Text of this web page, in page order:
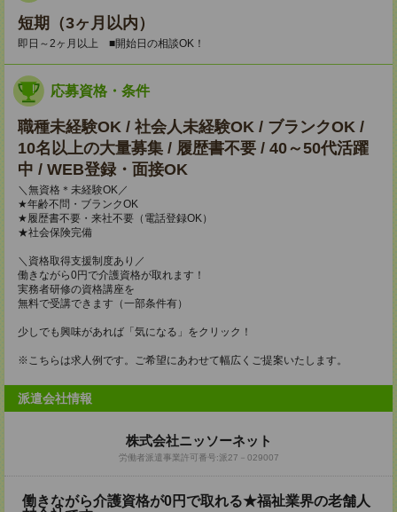
短期（3ヶ月以内）
即日～2ヶ月以上 ■開始日の相談OK！
応募資格・条件
職種未経験OK / 社会人未経験OK / ブランクOK /
10名以上の大量募集 / 履歴書不要 / 40～50代活躍
中 / WEB登録・面接OK
＼無資格＊未経験OK／
★年齢不問・ブランクOK
★履歴書不要・来社不要（電話登録OK）
★社会保険完備
＼資格取得支援制度あり／
働きながら0円で介護資格が取れます！
実務者研修の資格講座を
無料で受講できます（一部条件有）
少しでも興味があれば「気になる」をクリック！
※こちらは求人例です。ご希望にあわせて幅広くご提案いたします。
派遣会社情報
株式会社ニッソーネット
労働者派遣事業許可番号:派27－029007
働きながら介護資格が0円で取れる★福祉業界の老舗人